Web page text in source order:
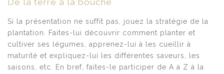
Si la présentation ne suffit pas, jouez la stratégie de la
plantation. Faites-lui découvrir comment planter et
cultiver ses légumes, apprenez-lui à les cueillir à
maturité et expliquez-lui les différentes saveurs, les
saisons, etc. En bref, faites-le participer de A à Z à la